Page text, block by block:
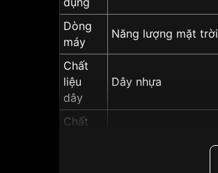
Dòng
máy
Năng lượng mặt trời
Chất
liệu
dây
Dây nhựa
Chất